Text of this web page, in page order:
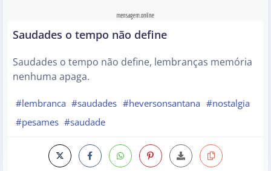
Saudades o tempo não define
Saudades o tempo não define, lembranças memória
nenhuma apaga.
#lembranca #saudades #heversonsantana #nostalgia
#pesames #saudade